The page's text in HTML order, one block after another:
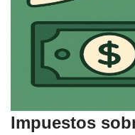
Impuestos